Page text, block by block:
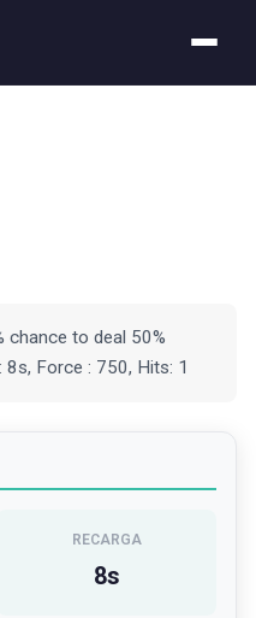
chance to deal 50%
8s, Force : 750, Hits: 1
RECARGA
8s